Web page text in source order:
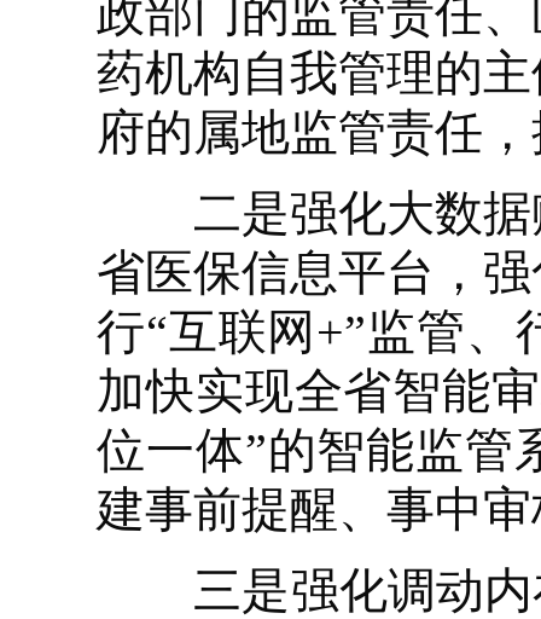
政部门的监管责任
药机构自我管理的
府的属地监管责任
二是强化大数据
省医保信息平台，
行“互联网+”监管
加快实现全省智能
位一体”的智能监管
建事前提醒、事中
三是强化调动内